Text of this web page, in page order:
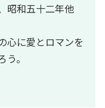
昭和五十二年他
心に愛とロマンを
。